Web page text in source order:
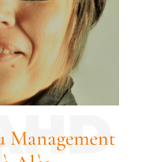
Management